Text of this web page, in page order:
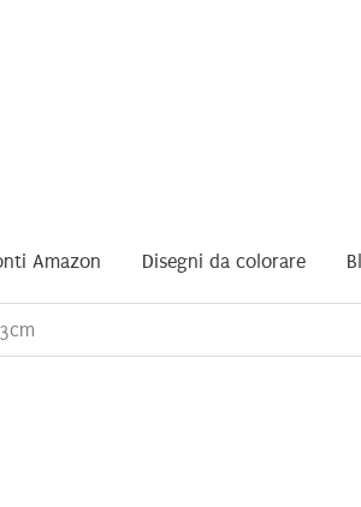
Amazon Disegni da colorare